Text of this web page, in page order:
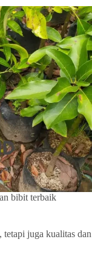
bibit terbaik
juga kualitas dan